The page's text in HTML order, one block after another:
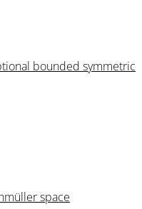
bounded symmetric
space